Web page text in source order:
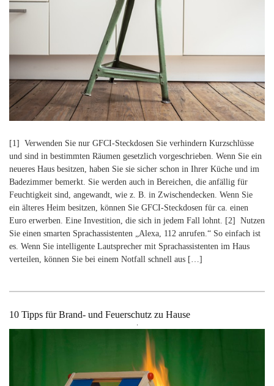
Suchen
nach:
[1] Verwenden Sie nur GFCI-Steckdosen Sie verhindern Kurzschlüsse
und sind in bestimmten Räumen gesetzlich vorgeschrieben. Wenn Sie ein
neueres Haus besitzen, haben Sie sie sicher schon in Ihrer Küche und im
Badezimmer bemerkt. Sie werden auch in Bereichen, die anfällig für
Feuchtigkeit sind, angewandt, wie z. B. in Zwischendecken. Wenn Sie
ein älteres Heim besitzen, können Sie GFCI-Steckdosen für ca. einen
Euro erwerben. Eine Investition, die sich in jedem Fall lohnt. [2] Nutzen
Sie einen smarten Sprachassistenten „Alexa, 112 anrufen.“ So einfach ist
es. Wenn Sie intelligente Lautsprecher mit Sprachassistenten im Haus
verteilen, können Sie bei einem Notfall schnell aus […]
10 Tipps für Brand- und Feuerschutz zu Hause